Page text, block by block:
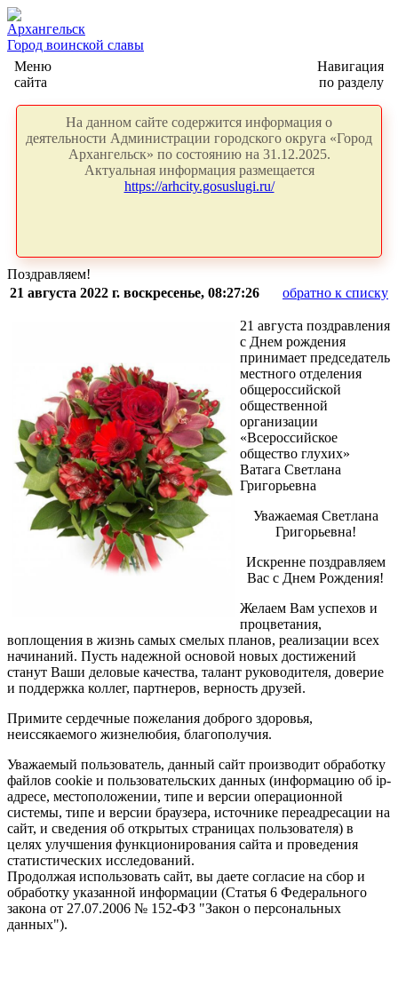
Архангельск
Город воинской славы
Меню
сайта
Навигация
по разделу
На данном сайте содержится информация о
деятельности Администрации городского округа «Город
Архангельск» по состоянию на 31.12.2025.
Актуальная информация размещается
https://arhcity.gosuslugi.ru/
Поздравляем!
21 августа 2022 г. воскресенье, 08:27:26
обратно к списку
21 августа поздравления
с Днем рождения
принимает председатель
местного отделения
общероссийской
общественной
организации
«Всероссийское
общество глухих»
Ватага Светлана
Григорьевна
Уважаемая Светлана
Григорьевна!
Искренне поздравляем
Вас с Днем Рождения!
Желаем Вам успехов и
процветания,
воплощения в жизнь самых смелых планов, реализации всех
начинаний. Пусть надежной основой новых достижений
станут Ваши деловые качества, талант руководителя, доверие
и поддержка коллег, партнеров, верность друзей.
Примите сердечные пожелания доброго здоровья,
неиссякаемого жизнелюбия, благополучия.
Уважаемый пользователь, данный сайт производит обработку
файлов cookie и пользовательских данных (информацию об ip-
адресе, местоположении, типе и версии операционной
системы, типе и версии браузера, источнике переадресации на
сайт, и сведения об открытых страницах пользователя) в
целях улучшения функционирования сайта и проведения
статистических исследований.
Продолжая использовать сайт, вы даете согласие на сбор и
обработку указанной информации (Статья 6 Федерального
закона от 27.07.2006 № 152-ФЗ "Закон о персональных
данных").